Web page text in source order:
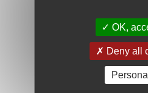
OK,
Deny all